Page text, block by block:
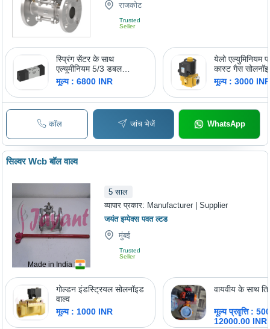
राजकोट
Trusted
Seller
स्प्रिंग सेंटर के साथ
एल्यूमीनियम 5/3 डबल
एक्सटर्नल पायलट ऑपरेटेड
वाल्व
मूल्य : 6800 INR
येलो एल्युमिनियम
कास्ट गैस
मूल्य : 3000
कॉल जांच भेजें WhatsApp
Made in India
सिल्वर Wcb बॉल वाल्व
5 साल
व्यापार प्रकार: Manufacturer | Supplier
जयंत इम्पेक्स पवत ल्टड
मुंबई
Trusted
Seller
गोल्डन इंडस्ट्रियल सोलनॉइड
वाल्व
मूल्य : 1000 INR
वायवीय के साथ
मूल्य प्रवृत्ति :
12000.00 INR